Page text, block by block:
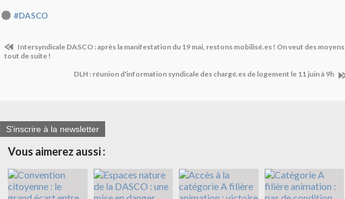
#DASCO
Intersyndicale DASCO : après la manifestation du 19 mai, restons mobilisé.es ! On veut des moyens
tout de suite !
DLH : réunion d'information syndicale des chargé.es de logement le 11 juin à 9h
S'inscrire à la newsletter
Vous aimerez aussi :